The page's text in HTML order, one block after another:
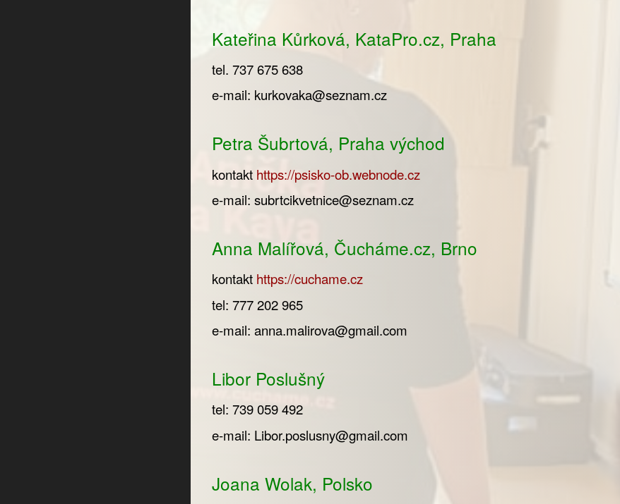
Kateřina Kůrková, KataPro.cz, Praha
tel. 737 675 638
e-mail: kurkovaka@seznam.cz
Petra Šubrtová, Praha východ
kontakt https://psisko-ob.webnode.cz
e-mail: subrtcikvetnice@seznam.cz
Anna Malířová, Čucháme.cz, Brno
kontakt https://cuchame.cz
tel: 777 202 965
e-mail: anna.malirova@gmail.com
Libor Poslušný
tel: 739 059 492
e-mail: Libor.poslusny@gmail.com
Joana Wolak, Polsko